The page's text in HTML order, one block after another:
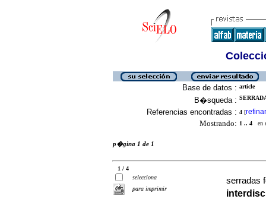
Base de datos : article
B�squeda :
Referencias encontradas : 4 [refinar
Mostrando: 1 .. 4 en
p�gina 1 de 1
1 / 4
selecciona
para imprimir
serradas